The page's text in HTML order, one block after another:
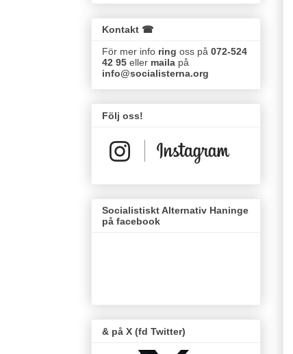
Kontakt ☎
För mer info ring oss på 072-524
42 95 eller maila på
info@socialisterna.org
Följ oss!
Socialistiskt Alternativ Haninge
på facebook
& på X (fd Twitter)